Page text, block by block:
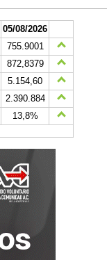
05/08/2026
755.9001
872,8379
5.154,60
2.390.884
13,8%